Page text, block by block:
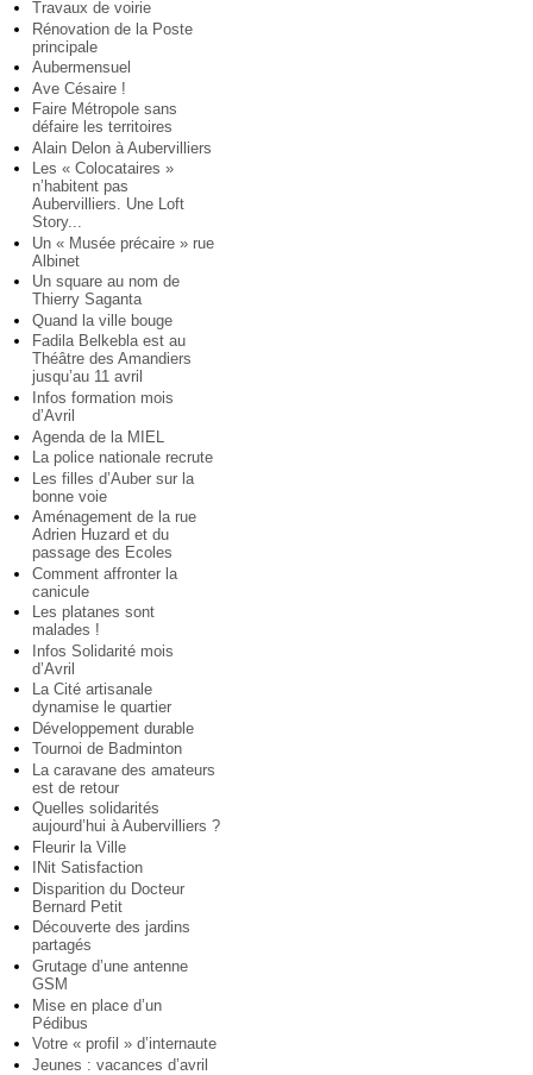
Travaux de voirie
Rénovation de la Poste
principale
Aubermensuel
Ave Césaire !
Faire Métropole sans
défaire les territoires
Alain Delon à Aubervilliers
Les « Colocataires »
n’habitent pas
Aubervilliers. Une Loft
Story...
Un « Musée précaire » rue
Albinet
Un square au nom de
Thierry Saganta
Quand la ville bouge
Fadila Belkebla est au
Théâtre des Amandiers
jusqu’au 11 avril
Infos formation mois
d’Avril
Agenda de la MIEL
La police nationale recrute
Les filles d’Auber sur la
bonne voie
Aménagement de la rue
Adrien Huzard et du
passage des Ecoles
Comment affronter la
canicule
Les platanes sont
malades !
Infos Solidarité mois
d’Avril
La Cité artisanale
dynamise le quartier
Développement durable
Tournoi de Badminton
La caravane des amateurs
est de retour
Quelles solidarités
aujourd’hui à Aubervilliers ?
Fleurir la Ville
INit Satisfaction
Disparition du Docteur
Bernard Petit
Découverte des jardins
partagés
Grutage d’une antenne
GSM
Mise en place d’un
Pédibus
Votre « profil » d’internaute
Jeunes : vacances d’avril